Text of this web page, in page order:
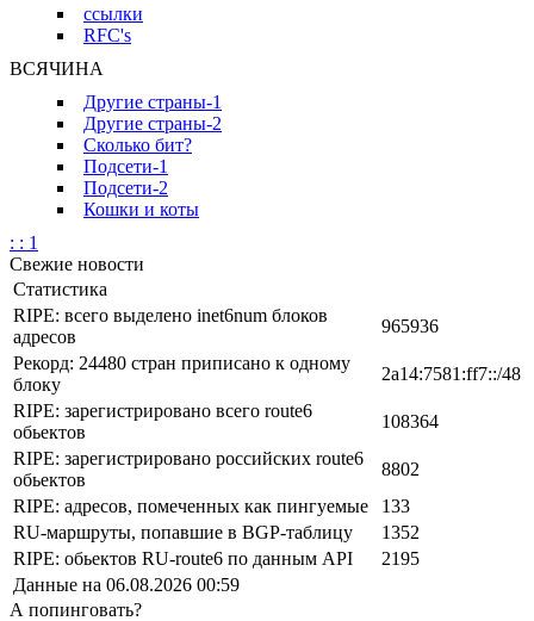
ссылки
RFC's
ВСЯЧИНА
Другие страны-1
Другие страны-2
Сколько бит?
Подсети-1
Подсети-2
Кошки и коты
: : 1
Свежие новости
Статистика
RIPE: всего выделено inet6num блоков
адресов
965936
Рекорд: 24480 стран приписано к одному
блоку
2a14:7581:ff7::/48
RIPE: зарегистрировано всего route6
обьектов
108364
RIPE: зарегистрировано российских route6
обьектов
8802
RIPE: адресов, помеченных как пингуемые
133
RU-маршруты, попавшие в BGP-таблицу
1352
RIPE: обьектов RU-route6 по данным API
2195
Данные на 06.08.2026 00:59
А попинговать?